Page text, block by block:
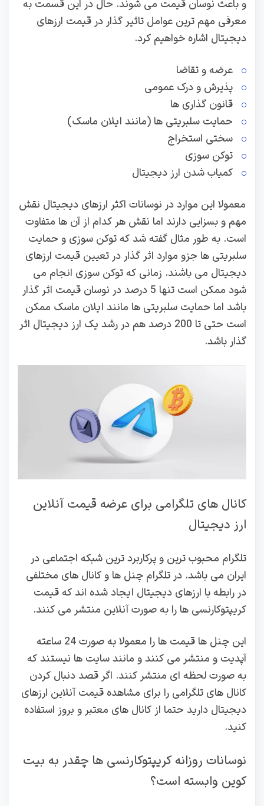
و باعث نوسان قیمت می شوند. حال در این قسمت به
معرفی مهم ترین عوامل تاثیر گذار در قیمت ارزهای
دیجیتال اشاره خواهیم کرد.
عرضه و تقاضا
پذیرش و درک عمومی
قانون گذاری ها
حمایت سلبریتی ها (مانند ایلان ماسک)
سختی استخراج
توکن سوزی
کمیاب شدن ارز دیجیتال
معمولا این موارد در نوسانات اکثر ارزهای دیجیتال نقش
مهم و بسزایی دارند اما نقش هر کدام از آن ها متفاوت
است. به طور مثال گفته شد که توکن سوزی و حمایت
سلبریتی ها جزو موارد اثر گذار در تعیین قیمت ارزهای
دیجیتال می باشند. زمانی که توکن سوزی انجام می
شود ممکن است تنها 5 درصد در نوسان قیمت اثر گذار
باشد اما حمایت سلبریتی ها مانند ایلان ماسک ممکن
است حتی تا 200 درصد هم در رشد یک ارز دیجیتال اثر
گذار باشد.
کانال های تلگرامی برای عرضه قیمت آنلاین
ارز دیجیتال
تلگرام محبوب ترین و پرکاربرد ترین شبکه اجتماعی در
ایران می باشد. در تلگرام چنل ها و کانال های مختلفی
در رابطه با ارزهای دیجیتال ایجاد شده اند که قیمت
کریپتوکارنسی ها را به صورت آنلاین منتشر می کنند.
این چنل ها قیمت ها را معمولا به صورت 24 ساعته
آپدیت و منتشر می کنند و مانند سایت ها نیستند که
به صورت لحظه ای منتشر کنند. اگر قصد دنبال کردن
کانال های تلگرامی را برای مشاهده قیمت آنلاین ارزهای
دیجیتال دارید حتما از کانال های معتبر و بروز استفاده
کنید.
نوسانات روزانه کریپتوکارنسی ها چقدر به بیت
کوین وابسته است؟